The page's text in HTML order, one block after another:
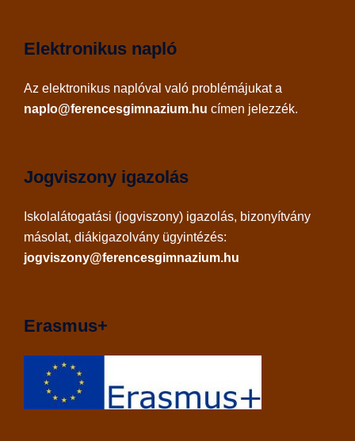
Elektronikus napló
Az elektronikus naplóval való problémájukat a
naplo@ferencesgimnazium.hu címen jelezzék.
Jogviszony igazolás
Iskolalátogatási (jogviszony) igazolás, bizonyítvány
másolat, diákigazolvány ügyintézés:
jogviszony@ferencesgimnazium.hu
Erasmus+